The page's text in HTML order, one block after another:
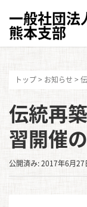
一般社団法
熊本支部
トップ> お知らせ >
伝統再
習開催
公開済み: 2017年6月27